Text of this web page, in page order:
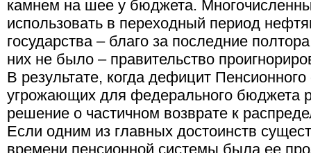
камнем на шее у бюджета.
использовать в переходный период
государства – благо за последние
них не было – правительство
В результате, когда дефицит
угрожающих для федерального бюджета
решение о частичном возврате к
Если одним из главных достоинств
времени пенсионной системы была ее